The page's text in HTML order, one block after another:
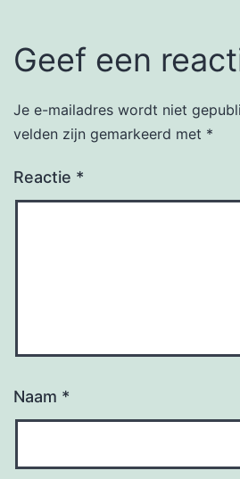
Geef een
Je e-mailadres wordt niet
velden zijn gemarkeerd met *
Reactie *
Naam *